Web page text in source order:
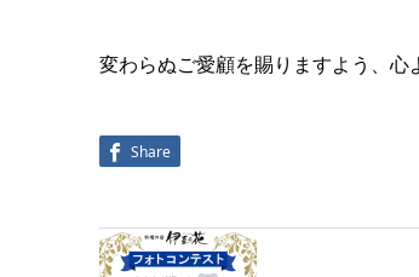
変わらぬご愛顧を賜りますよう、心
Share